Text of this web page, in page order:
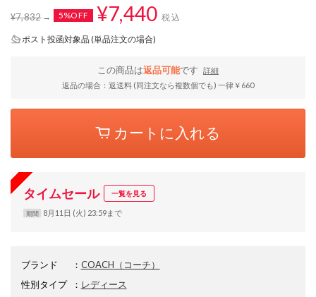
¥7,832 5%OFF ¥7,440 税込
ポスト投函対象品 (単品注文の場合)
この商品は返品可能です
詳細
返品の場合：返送料 (同注文なら複数個でも) 一律￥660
カートに入れる
タイムセール 一覧を見る
期間 8月11日 (火) 23:59まで
ブランド ： COACH （コーチ）
性別タイプ
： レディース